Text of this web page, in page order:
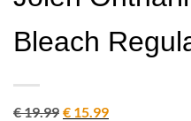
Bleach
€19.99 Oorspronkelijke
€ 15.99Huidige